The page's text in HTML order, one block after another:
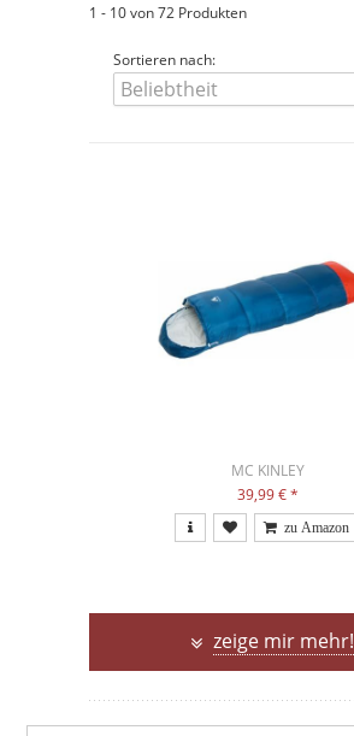
1 - 10 von 72 Produkten
Sortieren nach:
MC KINLEY
39,99 €*
zeige mir mehr!